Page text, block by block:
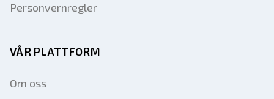
Personvernregler
VÅR PLATTFORM
Om oss